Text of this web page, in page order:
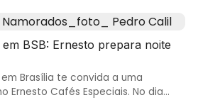
BSB: Ernesto prepara noite
Brasília te convida a uma
Ernesto Cafés Especiais. No dia…